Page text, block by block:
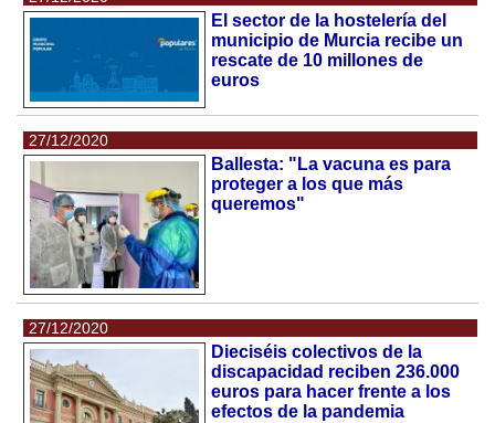
El sector de la hostelería del
municipio de Murcia recibe un
rescate de 10 millones de
euros
27/12/2020
Ballesta: "La vacuna es para
proteger a los que más
queremos"
27/12/2020
Dieciséis colectivos de la
discapacidad reciben 236.000
euros para hacer frente a los
efectos de la pandemia